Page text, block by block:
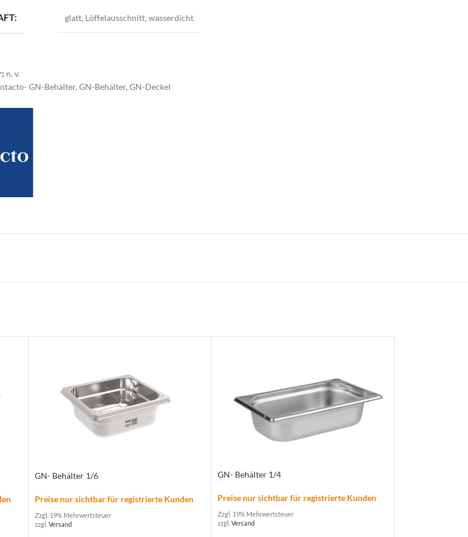
glatt, Löffelausschnitt,wasserdicht
n. v.
GN-Behälter, GN-Behälter, GN-Deckel
GN- Behälter 1/6
Preise nur sichtbar für registrierte Kunden
Zzgl. 19% Mehrwertsteuer
zzgl. Versand
GN- Behälter 1/4
Preise nur sichtbar für registrierte Kunden
Zzgl. 19% Mehrwertsteuer
zzgl. Versand